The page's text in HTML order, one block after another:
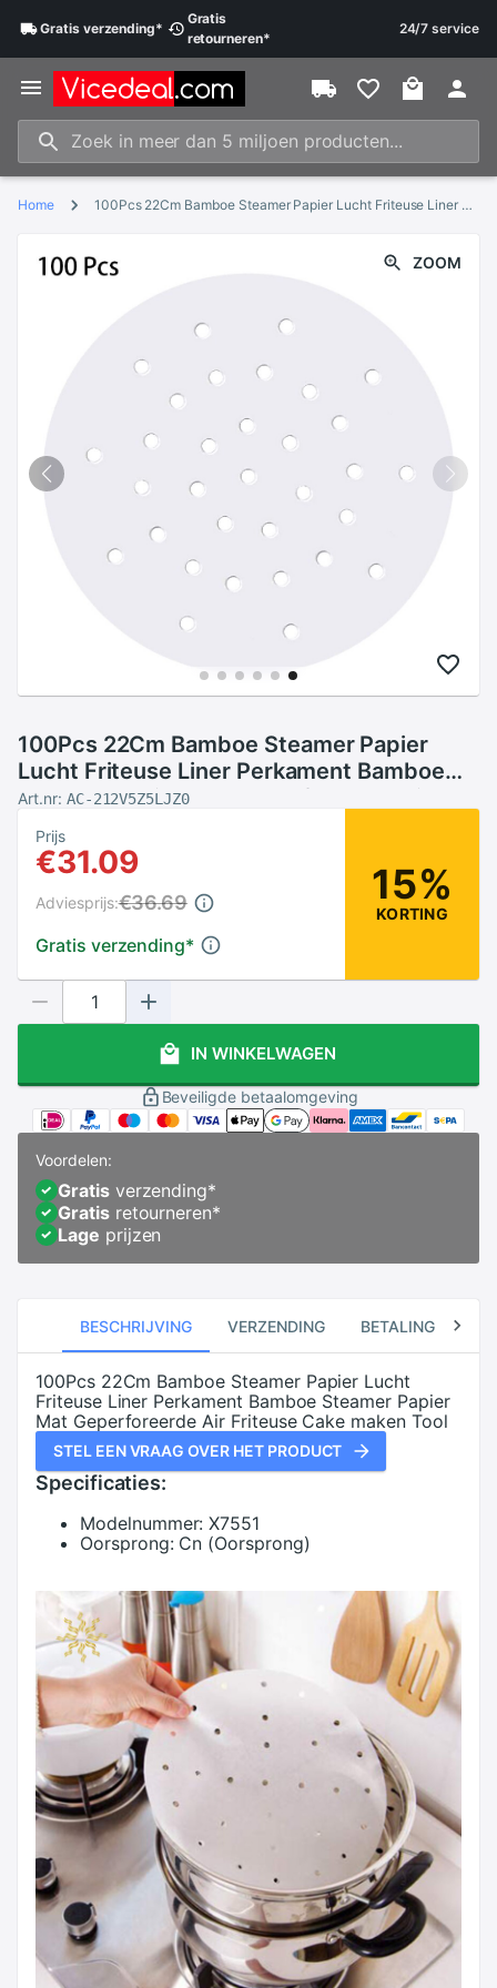
Gratisverzending*
Gratis
retourneren*
24/7 service
Home 100Pcs 22Cm Bamboe Steamer Papier Lucht Friteuse Liner Perkament Bamboe Steamer Papier Mat Geperforeerde Air Friteuse Cake maken Tool
ZOOM
100Pcs 22Cm Bamboe Steamer Papier
Lucht Friteuse Liner Perkament Bamboe
Steamer Papier Mat Geperforeerde Air
Friteuse Cake maken Tool
Art.nr: AC-212V5Z5LJZ0
Prijs
€31.09
Gratis verzending*
Adviesprijs:€36.69 15%
KORTING
IN WINKELWAGEN
Beveiligde betaalomgeving
Voordelen:
Gratisverzending*
Gratisretourneren*
Lage prijzen
BESCHRIJVING VERZENDING BETALING
100Pcs 22Cm Bamboe Steamer Papier Lucht
Friteuse Liner Perkament Bamboe Steamer Papier
Mat Geperforeerde Air Friteuse Cake maken Tool
STEL EEN VRAAG OVER HET PRODUCT
Specificaties:
Modelnummer: X7551
Oorsprong: Cn (Oorsprong)